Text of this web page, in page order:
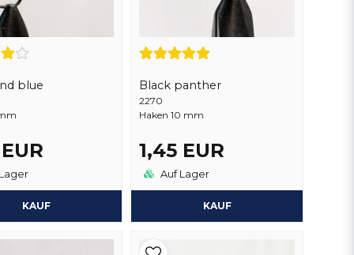
blue
KAUF
Black panther
2270
Haken 10 mm
1,45 EUR
Auf Lager
KAUF